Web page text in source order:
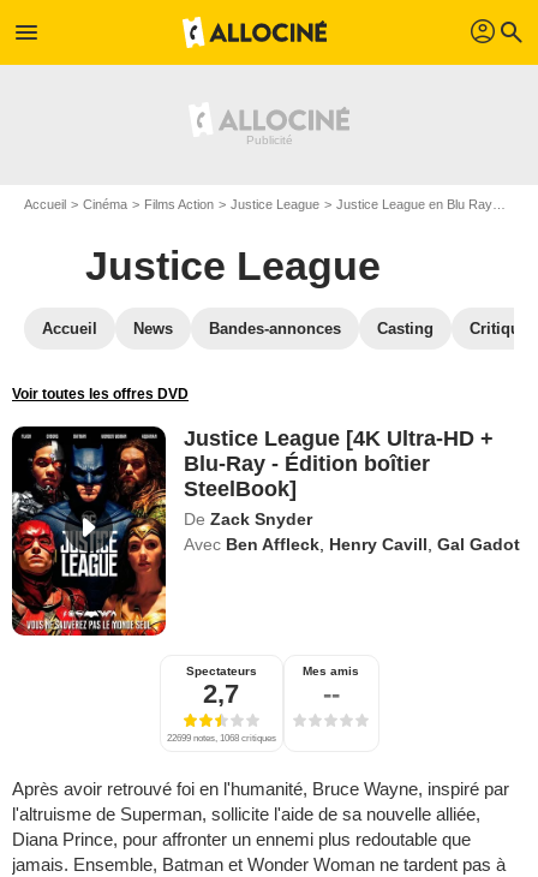
menu profil search
Accueil Cinéma Films Action Justice League Justice League en Blu Ray
Justice League
Accueil News Bandes-annonces Casting
Voir toutes les offres DVD
Justice League [4K Ultra-HD +
Blu-Ray - Édition boîtier
SteelBook]
De Zack Snyder
Avec Ben Affleck Henry Cavill ,Gal Gadot
Spectateurs
2,7
22699 notes, 1068 critiques
Mes amis
--
Après avoir retrouvé foi en l'humanité, Bruce Wayne, inspiré par
l'altruisme de Superman, sollicite l'aide de sa nouvelle alliée,
Diana Prince, pour affronter un ennemi plus redoutable que
jamais. Ensemble, Batman et Wonder Woman ne tardent pas à